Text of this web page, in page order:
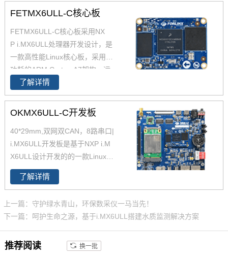
飞凌嵌入式提供基于iMX6 iMX6U
FETMX6ULL-C核心板
FETMX6ULL-C核心板采用NX
P i.MX6ULL处理器开发设计，是
一款高性能Linux核心板，采用低
功耗的ARM Cortex-A7架构，运
行速度高达800MHz。iMX6ULL
核心板29*40mm ，iMX6ULL这
款处理器功能接口资源丰富，供
了解详情
OKMX6ULL-C开发板
40*29mm,双网双CAN，8路串口|
i.MX6ULL开发板是基于NXP i.M
X6ULL设计开发的的一款Linux开
发板 ，主频800MHz，体积小，
其核心板仅40*29mm，采用板对
了解详情
上一篇：守护绿水青山，环保数采仪一马当先！
下一篇：呵护生命之源，基于i.MX6ULL搭建水质监测解决方案
推荐阅读 换一批